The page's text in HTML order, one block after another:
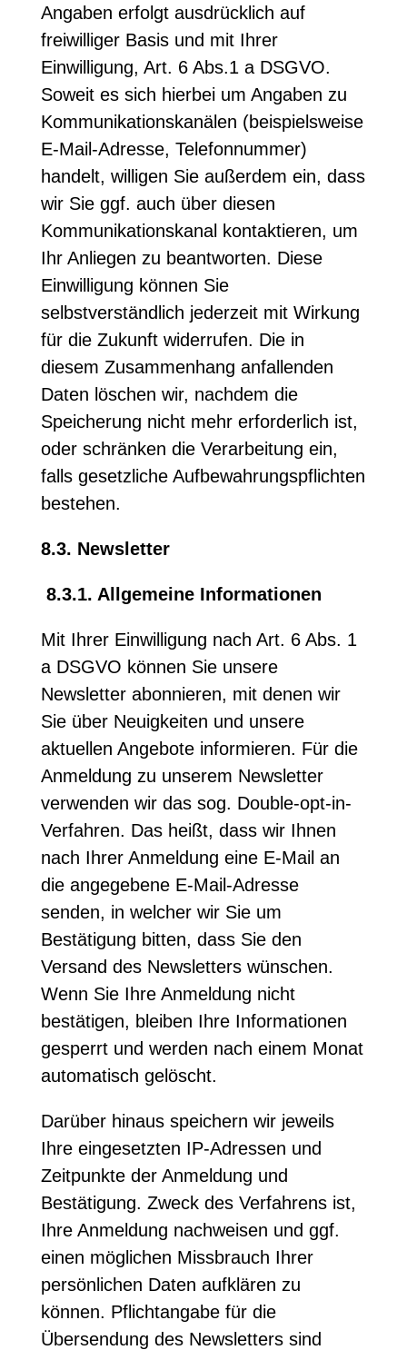
Angaben erfolgt ausdrücklich auf
freiwilliger Basis und mit Ihrer
Einwilligung, Art. 6 Abs.1 a DSGVO.
Soweit es sich hierbei um Angaben zu
Kommunikationskanälen (beispielsweise
E-Mail-Adresse, Telefonnummer)
handelt, willigen Sie außerdem ein, dass
wir Sie ggf. auch über diesen
Kommunikationskanal kontaktieren, um
Ihr Anliegen zu beantworten. Diese
Einwilligung können Sie
selbstverständlich jederzeit mit Wirkung
für die Zukunft widerrufen. Die in
diesem Zusammenhang anfallenden
Daten löschen wir, nachdem die
Speicherung nicht mehr erforderlich ist,
oder schränken die Verarbeitung ein,
falls gesetzliche Aufbewahrungspflichten
bestehen.
8.3. Newsletter
8.3.1. Allgemeine Informationen
Mit Ihrer Einwilligung nach Art. 6 Abs. 1
a DSGVO können Sie unsere
Newsletter abonnieren, mit denen wir
Sie über Neuigkeiten und unsere
aktuellen Angebote informieren. Für die
Anmeldung zu unserem Newsletter
verwenden wir das sog. Double-opt-in-
Verfahren. Das heißt, dass wir Ihnen
nach Ihrer Anmeldung eine E-Mail an
die angegebene E-Mail-Adresse
senden, in welcher wir Sie um
Bestätigung bitten, dass Sie den
Versand des Newsletters wünschen.
Wenn Sie Ihre Anmeldung nicht
bestätigen, bleiben Ihre Informationen
gesperrt und werden nach einem Monat
automatisch gelöscht.
Darüber hinaus speichern wir jeweils
Ihre eingesetzten IP-Adressen und
Zeitpunkte der Anmeldung und
Bestätigung. Zweck des Verfahrens ist,
Ihre Anmeldung nachweisen und ggf.
einen möglichen Missbrauch Ihrer
persönlichen Daten aufklären zu
können. Pflichtangabe für die
Übersendung des Newsletters sind